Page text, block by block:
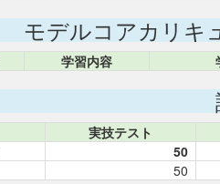
モデルコアカリキ
学習内容
実技テスト
50
50